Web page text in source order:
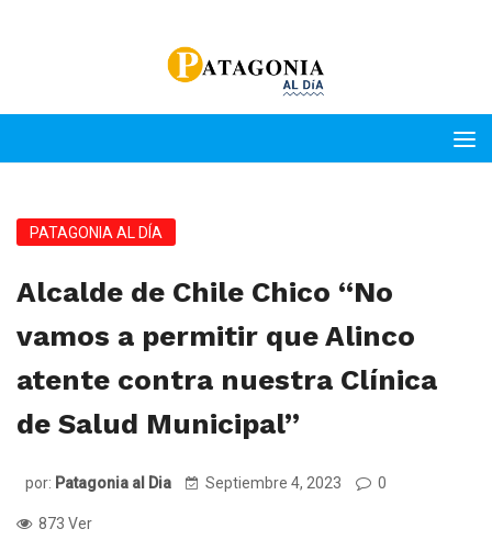
PATAGONIA AL DÍA
Alcalde de Chile Chico “No
vamos a permitir que Alinco
atente contra nuestra Clínica
de Salud Municipal”
por: Patagonia al Dia Septiembre 4, 2023 0
873 Ver